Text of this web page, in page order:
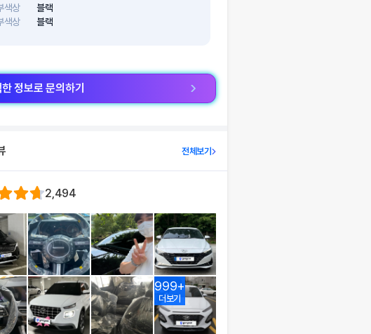
색상
블랙
색상
블랙
정보로 문의하기
전체보기
2,494
999+
더보기